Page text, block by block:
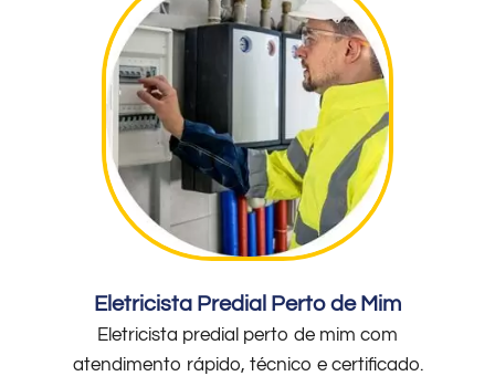
Eletricista Predial Perto de Mim
Eletricista predial perto de mim com
atendimento rápido, técnico e certificado.